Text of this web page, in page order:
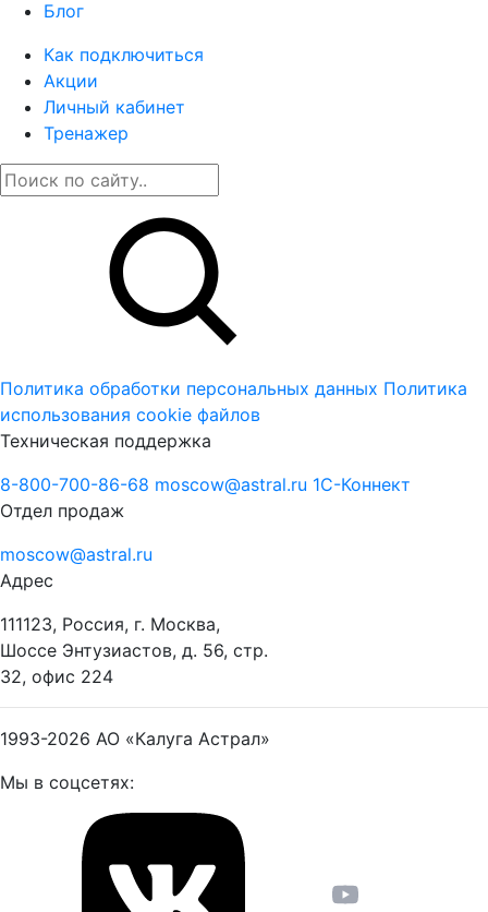
Блог
Как подключиться
Акции
Личный кабинет
Тренажер
Политика обработки персональных данных Политика
использования cookie файлов
Техническая поддержка
8-800-700-86-68 moscow@astral.ru 1С-Коннект
Отдел продаж
moscow@astral.ru
Адрес
111123, Россия, г. Москва,
Шоссе Энтузиастов, д. 56, стр.
32, офис 224
1993-2026 АО «Калуга Астрал»
Мы в соцсетях: